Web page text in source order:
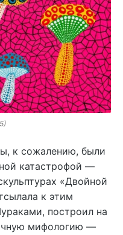
к сожалению, были
катастрофой —
«Двойной
к этим
построил на
мифологию —